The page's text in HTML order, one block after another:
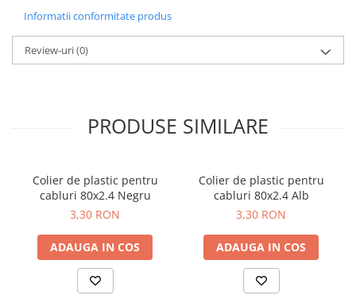
Detectoare de mișcare
Doze
Obturatoare
Prize de difuzor
Prize multimedia
Prize și fișe industriale
Rame
Informatii conformitate produs
Review-uri(0)
PRODUSE SIMILARE
Colier de plastic pentru
cabluri 80x2.4 Negru
3,30 RON
ADAUGA IN COS
Colier de plastic pentru
cabluri 80x2.4 Alb
3,30 RON
ADAUGA IN COS